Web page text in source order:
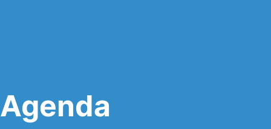
Agenda